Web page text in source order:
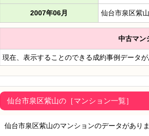
2007年06月 仙台市泉区紫
中古マン
現在、表示することのできる成約事例データが
仙台市泉区紫山の［マンション一覧］
仙台市泉区紫山のマンションのデータがあり